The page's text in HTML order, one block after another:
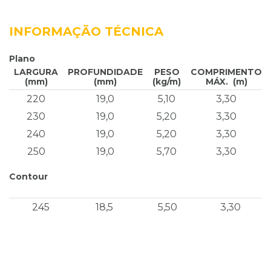
INFORMAÇÃO TÉCNICA
Plano
LARGURA
(mm)
PROFUNDIDADE
(mm)
PESO
(kg/m)
COMPRIMENTO
MÁX. (m)
220 19,0 5,10
3,30
230
19,0 5,20
3,30
240
19,0 5,20
3,30
250
19,0 5,70 3,30
Contour
245 18,5 5,50 3,30